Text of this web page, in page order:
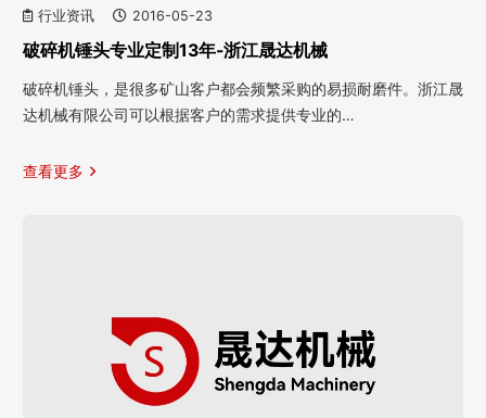
行业资讯 2016-05-23
破碎机锤头专业定制13年-浙江晟达机械
破碎机锤头，是很多矿山客户都会频繁采购的易损耐磨件。浙江晟
达机械有限公司可以根据客户的需求提供专业的…
查看更多